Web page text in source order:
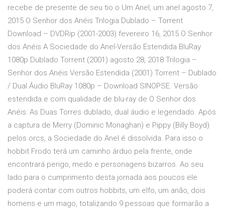
recebe de presente de seu tio o Um Anel, um anel agosto 7,
2015 O Senhor dos Anéis Trilogia Dublado – Torrent
Download – DVDRip (2001-2003) fevereiro 16, 2015 O Senhor
dos Anéis A Sociedade do Anel-Versão Estendida BluRay
1080p Dublado Torrent (2001) agosto 28, 2018 Trilogia –
Senhor dos Anéis Versão Estendida (2001) Torrent – Dublado
/ Dual Áudio BluRay 1080p – Download SINOPSE. Versão
estendida e com qualidade de blu-ray de O Senhor dos
Anéis: As Duas Torres dublado, dual áudio e legendado. Após
a captura de Merry (Dominic Monaghan) e Pippy (Billy Boyd)
pelos orcs, a Sociedade do Anel é dissolvida. Para isso o
hobbit Frodo terá um caminho árduo pela frente, onde
encontrará perigo, medo e personagens bizarros. Ao seu
lado para o cumprimento desta jornada aos poucos ele
poderá contar com outros hobbits, um elfo, um anão, dois
homens e um mago, totalizando 9 pessoas que formarão a